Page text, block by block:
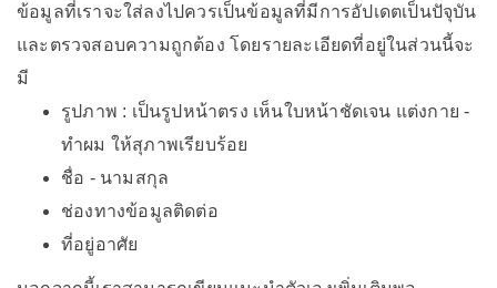
ข้อมูลที่เราจะใส่ลงไปควรเป็นข้อมูลที่มีการอัปเดตเป็นปัจุบัน
และตรวจสอบความถูกต้อง โดยรายละเอียดที่อยู่ในส่วนนี้จะ
มี
รูปภาพ : เป็นรูปหน้าตรง เห็นใบหน้าชัดเจน แต่งกาย -
ทำผม ให้สุภาพเรียบร้อย
ชื่อ - นามสกุล
ช่องทางข้อมูลติดต่อ
ที่อยู่อาศัย